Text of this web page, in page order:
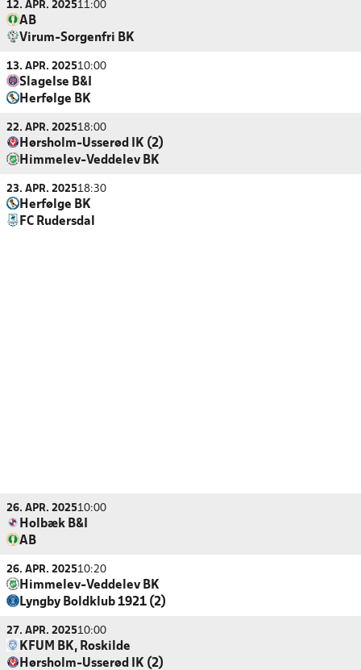
12. APR. 202511:00
AB
Virum-Sorgenfri BK
13. APR. 202510:00
Slagelse B&I
Herfølge BK
22. APR. 202518:00
Hørsholm-Usserød IK (2)
Himmelev-Veddelev BK
23. APR. 202518:30
Herfølge BK
FC Rudersdal
26. APR. 202510:00
Holbæk B&I
AB
26. APR. 202510:20
Himmelev-Veddelev BK
Lyngby Boldklub 1921 (2)
27. APR. 202510:00
KFUM BK, Roskilde
Hørsholm-Usserød IK (2)